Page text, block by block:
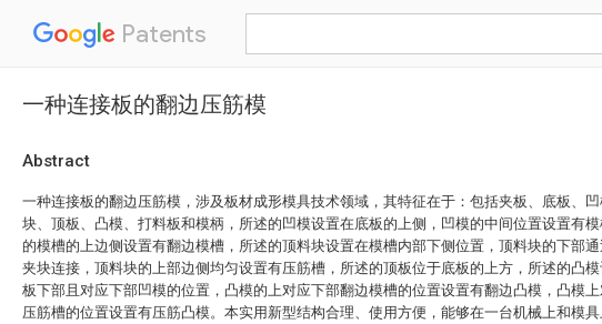
Patents
一种连接板的翻边压筋模
Abstract
一种连接板的翻边压筋模，涉及板材成形模具技术领域，其特征在于：包括夹板、底板、
块、顶板、凸模、打料板和模柄，所述的凹模设置在底板的上侧，凹模的中间位置设置有
的模槽的上边侧设置有翻边模槽，所述的顶料块设置在模槽内部下侧位置，顶料块的下部
夹块连接，顶料块的上部边侧均匀设置有压筋槽，所述的顶板位于底板的上方，所述的凸
板下部且对应下部凹模的位置，凸模的上对应下部翻边模槽的位置设置有翻边凸模，凸模
压筋槽的位置设置有压筋凸模。本实用新型结构合理、使用方便，能够在一台机械上和模